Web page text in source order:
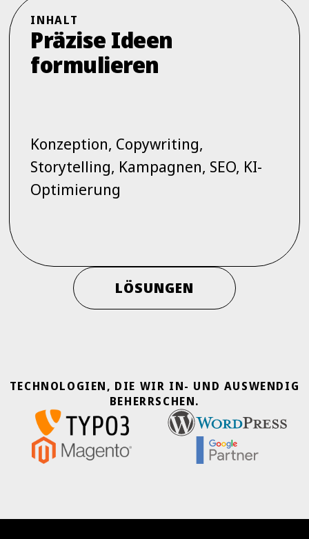
INHALT
Präzise Ideen
formulieren
Konzeption, Copywriting,
Storytelling, Kampagnen, SEO, KI-
Optimierung
LÖSUNGEN
TECHNOLOGIEN, DIE WIR IN- UND AUSWENDIG
BEHERRSCHEN.